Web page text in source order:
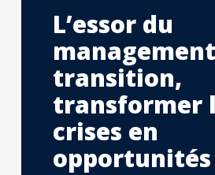
L’essor du
transition,
transformer
crises en
opportunités